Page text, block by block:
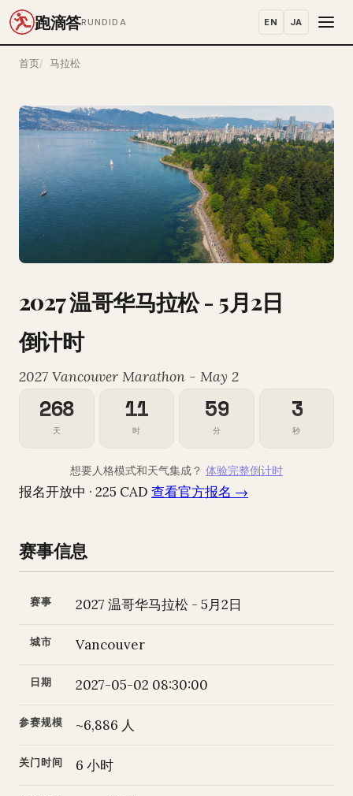
跑滴答RUNDIDA EN JA
首页 马拉松
2027 温哥华马拉松 - 5月2日
倒计时
2027 Vancouver Marathon - May 2
268
天
11
时
59
分
2
秒
想要人格模式和天气集成？ 体验完整倒计时
报名开放中 · 225 CAD 查看官方报名 →
赛事信息
赛事 2027 温哥华马拉松 - 5月2日
城市 Vancouver
日期 2027-05-02 08:30:00
参赛规模 ~6,886 人
关门时间 6 小时